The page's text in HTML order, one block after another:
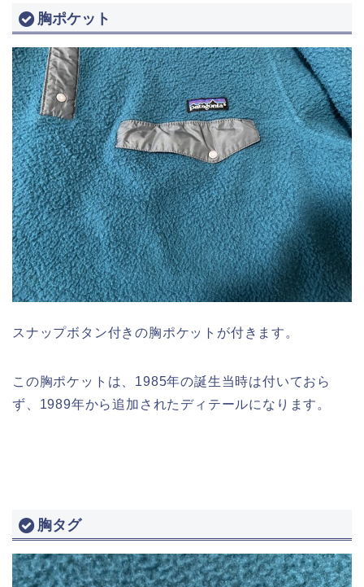
胸ポケット
スナップボタン付きの胸ポケットが付きます。
この胸ポケットは、1985年の誕生当時は付いておら
ず、1989年から追加されたディテールになります。
胸タグ